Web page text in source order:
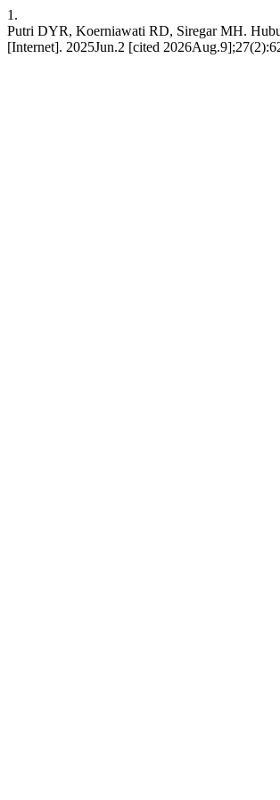
1.
Putri DYR, Koerniawati RD, Siregar MH.
[Internet]. 2025Jun.2 [cited